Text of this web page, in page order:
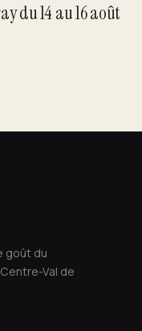
du 14 au 16 août
goût du
Val de